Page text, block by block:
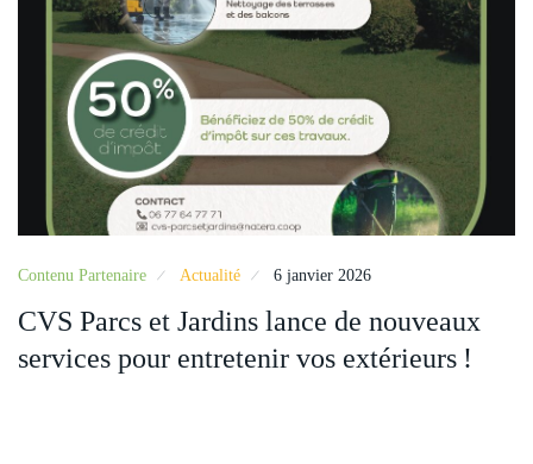
Contenu Partenaire Actualité 6 janvier 2026
CVS Parcs et Jardins lance de nouveaux
services pour entretenir vos extérieurs !